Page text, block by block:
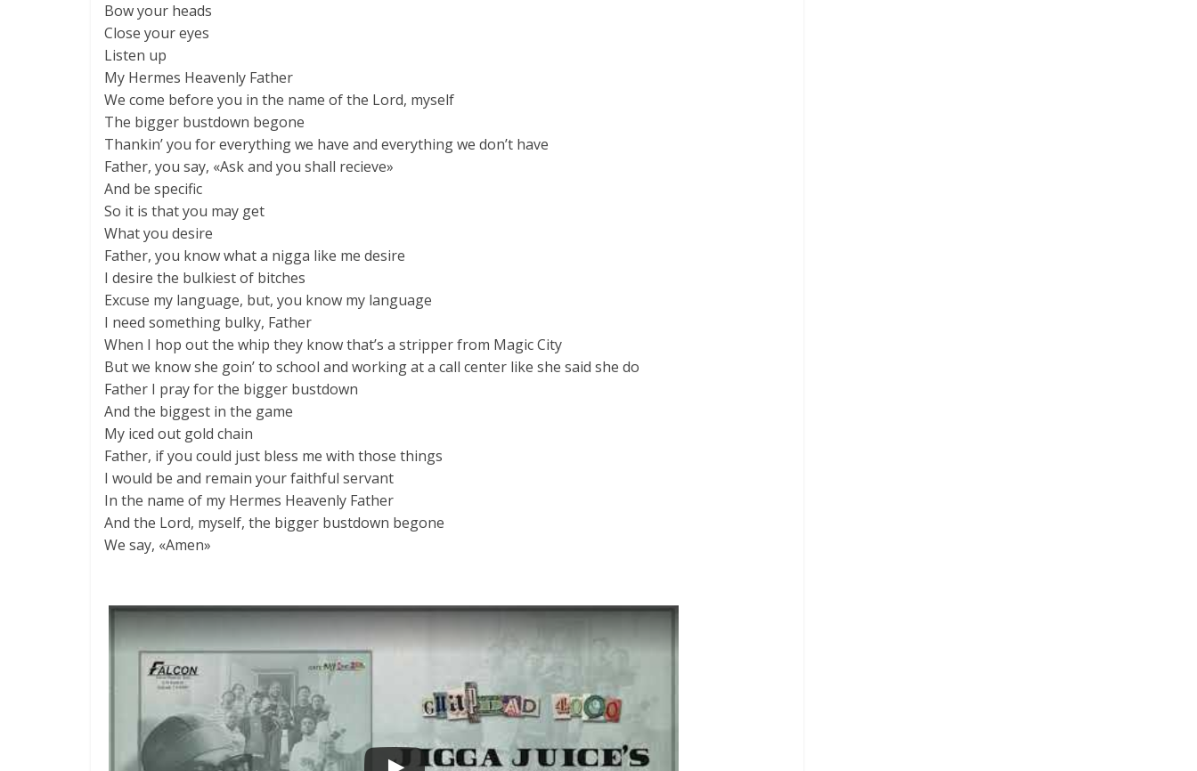
Bow your heads
Close your eyes
Listen up
My Hermes Heavenly Father
We come before you in the name of the Lord, myself
The bigger bustdown begone
Thankin’ you for everything we have and everything we don’t have
Father, you say, «Ask and you shall recieve»
And be specific
So it is that you may get
What you desire
Father, you know what a nigga like me desire
I desire the bulkiest of bitches
Excuse my language, but, you know my language
I need something bulky, Father
When I hop out the whip they know that’s a stripper from Magic City
But we know she goin’ to school and working at a call center like she said she do
Father I pray for the bigger bustdown
And the biggest in the game
My iced out gold chain
Father, if you could just bless me with those things
I would be and remain your faithful servant
In the name of my Hermes Heavenly Father
And the Lord, myself, the bigger bustdown begone
We say, «Amen»